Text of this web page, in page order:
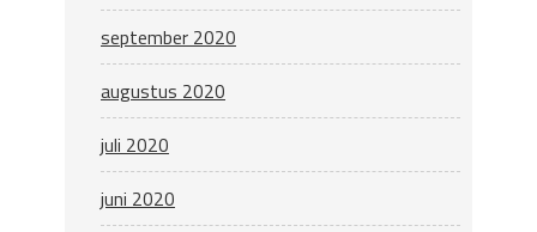
september 2020
augustus 2020
juli 2020
juni 2020